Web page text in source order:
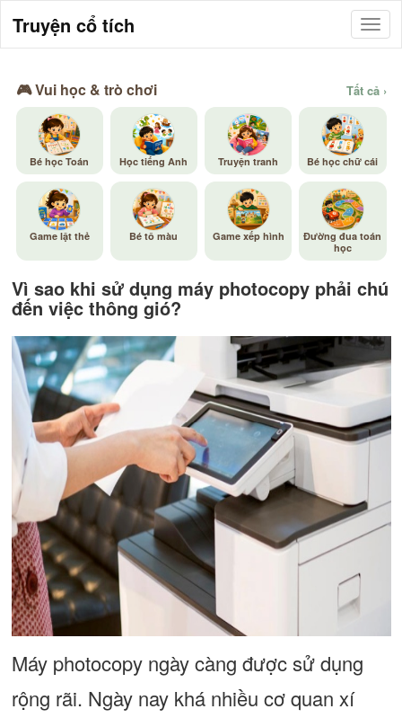
Truyện cổ tích
🎮 Vui học & trò chơi Tất cả ›
Bé học Toán Học tiếng Anh Truyện tranh Bé học chữ cái
Game lật thẻ Bé tô màu Game xếp hình
Đường đua toán
học
Vì sao khi sử dụng máy photocopy phải chú
đến việc thông gió?
Máy photocopy ngày càng được sử dụng
rộng rãi. Ngày nay khá nhiều cơ quan xí